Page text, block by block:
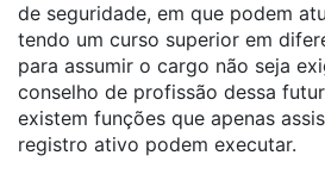
de seguridade, em que podem
tendo um curso superior em
para assumir o cargo não seja
conselho de profissão dessa
existem funções que apenas
registro ativo podem executar.